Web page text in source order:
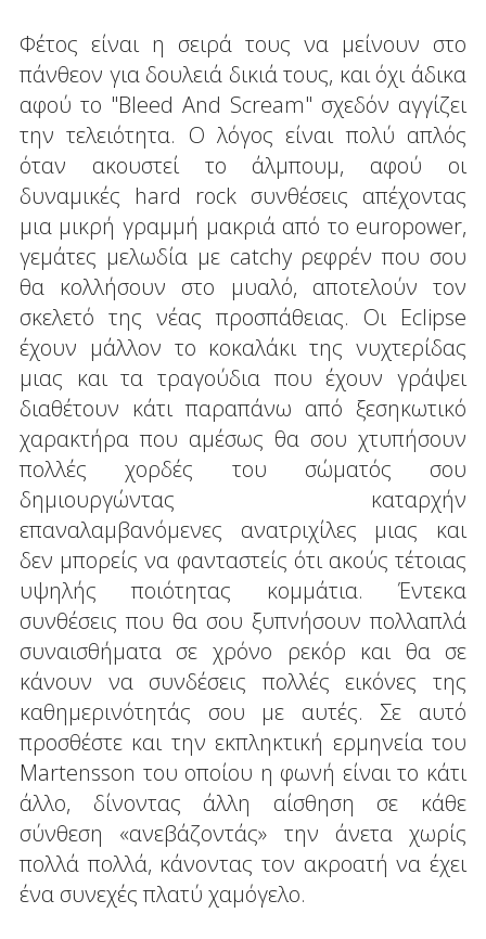
Φέτος είναι η σειρά τους να μείνουν στο
πάνθεον για δουλειά δικιά τους, και όχι άδικα
αφού το "Bleed And Scream" σχεδόν αγγίζει
την τελειότητα. Ο λόγος είναι πολύ απλός
όταν ακουστεί το άλμπουμ, αφού οι
δυναμικές hard rock συνθέσεις απέχοντας
μια μικρή γραμμή μακριά από το europower,
γεμάτες μελωδία με catchy ρεφρέν που σου
θα κολλήσουν στο μυαλό, αποτελούν τον
σκελετό της νέας προσπάθειας. Οι Eclipse
έχουν μάλλον το κοκαλάκι της νυχτερίδας
μιας και τα τραγούδια που έχουν γράψει
διαθέτουν κάτι παραπάνω από ξεσηκωτικό
χαρακτήρα που αμέσως θα σου χτυπήσουν
πολλές χορδές του σώματός σου
δημιουργώντας καταρχήν
επαναλαμβανόμενες ανατριχίλες μιας και
δεν μπορείς να φανταστείς ότι ακούς τέτοιας
υψηλής ποιότητας κομμάτια. Έντεκα
συνθέσεις που θα σου ξυπνήσουν πολλαπλά
συναισθήματα σε χρόνο ρεκόρ και θα σε
κάνουν να συνδέσεις πολλές εικόνες της
καθημερινότητάς σου με αυτές. Σε αυτό
προσθέστε και την εκπληκτική ερμηνεία του
Martensson του οποίου η φωνή είναι το κάτι
άλλο, δίνοντας άλλη αίσθηση σε κάθε
σύνθεση «ανεβάζοντάς» την άνετα χωρίς
πολλά πολλά, κάνοντας τον ακροατή να έχει
ένα συνεχές πλατύ χαμόγελο.